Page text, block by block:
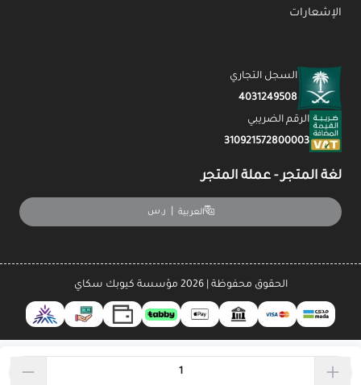
الإشعارات
السجل التجاري
4031249508
الرقم الضريبي
310921572800003
لغة المتجر - عملة المتجر
العربية ر.س
الحقوق محفوظة | 2026 مؤسسة كيوبك سكاي